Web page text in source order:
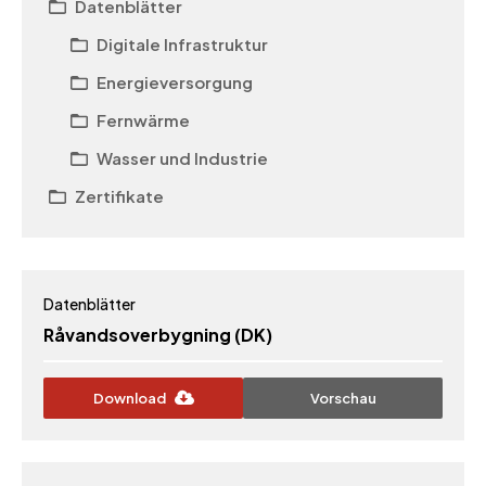
Datenblätter
Digitale Infrastruktur
Energieversorgung
Fernwärme
Wasser und Industrie
Zertifikate
Datenblätter
Råvandsoverbygning (DK)
Download Vorschau